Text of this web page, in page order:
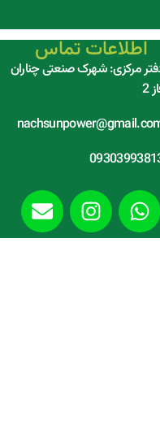
اطلاعات تماس
مرکزی: شهرک صنعتی چناران
2